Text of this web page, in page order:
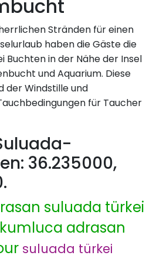
Stränden für einen
haben die Gäste die
Buchten in der Nähe der Insel
und Aquarium. Diese
der Windstille und
für Taucher
36.235000,
suluada türkei
adrasan
suluada türkei